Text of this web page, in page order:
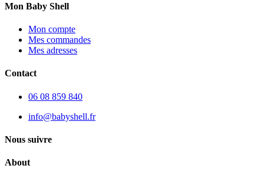
Mon Baby Shell
Mon compte
Mes commandes
Mes adresses
Contact
06 08 859 840
info@babyshell.fr
Nous suivre
About